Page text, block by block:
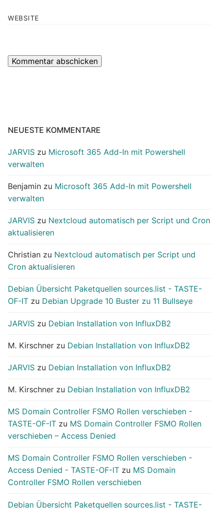
WEBSITE
NEUESTE KOMMENTARE
JARVIS zu Microsoft 365 Add-In mit Powershell
verwalten
Benjamin zu Microsoft 365 Add-In mit Powershell
verwalten
JARVIS zu Nextcloud automatisch per Script und Cron
aktualisieren
Christian zu Nextcloud automatisch per Script und
Cron aktualisieren
Debian Übersicht Paketquellen sources.list - TASTE-
OF-IT zu Debian Upgrade 10 Buster zu 11 Bullseye
JARVIS zu Debian Installation von InfluxDB2
M. Kirschner zu Debian Installation von InfluxDB2
JARVIS zu Debian Installation von InfluxDB2
M. Kirschner zu Debian Installation von InfluxDB2
MS Domain Controller FSMO Rollen verschieben -
TASTE-OF-IT zu MS Domain Controller FSMO Rollen
verschieben – Access Denied
MS Domain Controller FSMO Rollen verschieben -
Access Denied - TASTE-OF-IT zu MS Domain
Controller FSMO Rollen verschieben
Debian Übersicht Paketquellen sources.list - TASTE-